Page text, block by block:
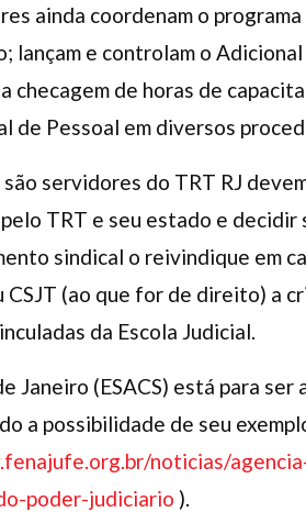
ainda coordenam o
lançam e controlam o
checagem de horas de
de Pessoal em diversos
servidores do TRT RJ
TRT e seu estado e decidir
sindical o reivindique em
CSJT (ao que for de direito) a
da Escola Judicial.
Janeiro (ESACS) está para
a possibilidade de seu
noticias/
poder-judiciario ).